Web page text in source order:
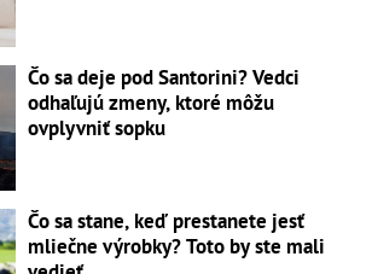
Čo sa deje pod Santorini? Vedci
odhaľujú zmeny, ktoré môžu
ovplyvniť sopku
Čo sa stane, keď prestanete jesť
mliečne výrobky? Toto by ste mali